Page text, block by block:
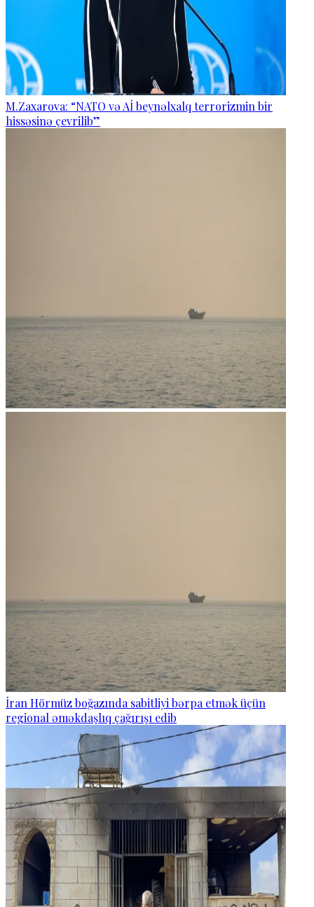
M.Zaxarova: “NATO və Aİ beynəlxalq terrorizmin bir
hissəsinə çevrilib”
İran Hörmüz boğazında sabitliyi bərpa etmək üçün
regional əməkdaşlıq çağırışı edib